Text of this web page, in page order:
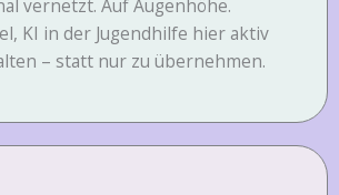
vernetzt. Auf Augenhöhe.
KI in der Jugendhilfe hier aktiv
– statt nur zu übernehmen.